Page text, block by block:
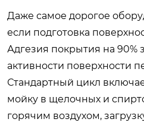
Даже самое дорогое
если подготовка
Адгезия покрытия на 90%
активности поверхности
Стандартный цикл
мойку в щелочных и
горячим воздухом,